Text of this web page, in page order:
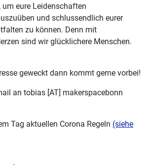
eure Leidenschaften
und schlussendlich eurer
zu können. Denn mit
sind wir glücklichere Menschen.
geweckt dann kommt gerne vorbei!
an tobias [AT] makerspacebonn
Tag aktuellen Corona Regeln (siehe